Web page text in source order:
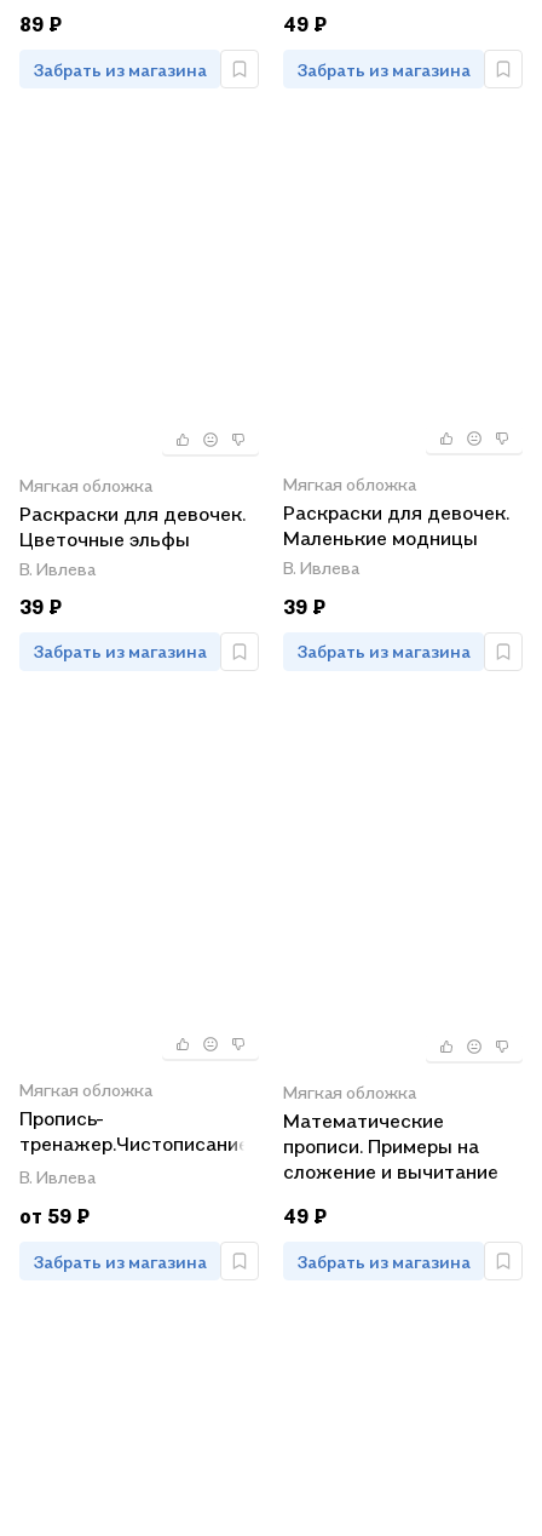
89 ₽
Забрать из магазина
49 ₽
Забрать из магазина
Мягкая обложка
Раскраски для девочек.
Цветочные эльфы
В. Ивлева
39 ₽
Забрать из магазина
Мягкая обложка
Раскраски для девочек.
Маленькие модницы
В. Ивлева
39 ₽
Забрать из магазина
Мягкая обложка
Пропись-
тренажер.Чистописание.Английский
алфавит
В. Ивлева
от 59 ₽
Забрать из магазина
Мягкая обложка
Математические
прописи. Примеры на
сложение и вычитание
49 ₽
Забрать из магазина